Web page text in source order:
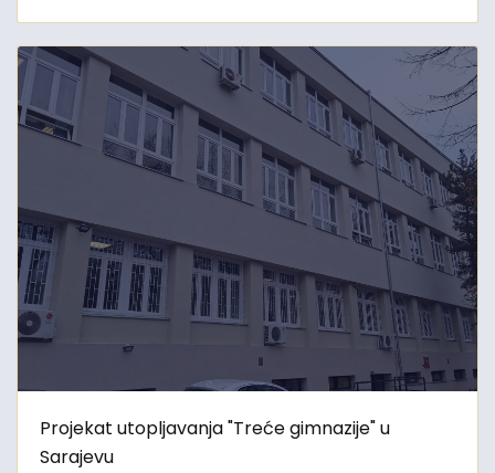
Projekat utopljavanja "Treće gimnazije" u
Sarajevu